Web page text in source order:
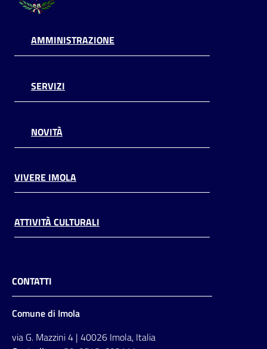
AMMINISTRAZIONE
SERVIZI
NOVITÀ
VIVERE IMOLA
ATTIVITÀ CULTURALI
CONTATTI
Comune di Imola
via G. Mazzini 4 | 40026 Imola, Italia